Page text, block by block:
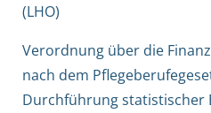
(LHO)
Verordnung über die
nach dem
Durchführung statistischer